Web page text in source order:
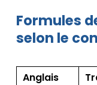
Formules
selon le
Anglais